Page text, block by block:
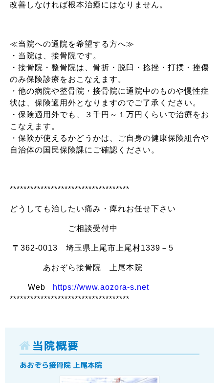
改善しなければ根本治癒にはなりません。
≪当院への通院を希望する方へ≫
・当院は、接骨院です。
・接骨院・整骨院は、骨折・脱臼・捻挫・打撲・挫傷
のみ保険診療をおこなえます。
・他の病院や整骨院・接骨院に通院中のものや慢性症
状は、保険適用外となりますのでご了承ください。
・保険適用外でも、３千円～１万円くらいで治療をお
こなえます。
・保険が使えるかどうかは、ご自身の健康保険組合や
自治体の国民保険課にご確認ください。
***********************************
どうしても治したい痛み・痺れお任せ下さい
ご相談受付中
〒362-0013 埼玉県上尾市上尾村1339－5
あおぞら接骨院 上尾本院
Web
https://www.aozora-s.net
***********************************
当院概要
あおぞら接骨院 上尾本院